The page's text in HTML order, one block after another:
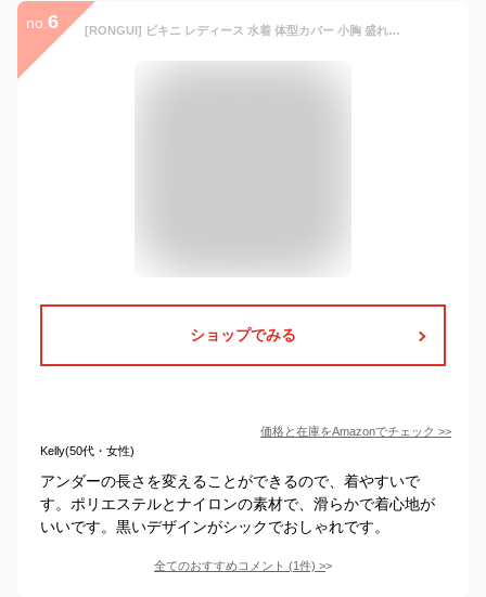
no. 6 [RONGUI] ビキニ レディース 水着 体型カバー 小胸 盛れる アンダー調整可 ホルターネック 胸パッド 見せブラ (JP, アルファベット, L, ブラック)
ショップでみる
価格と在庫をAmazonでチェック >>
Kelly(50代・女性)
アンダーの長さを変えることができるので、着やすいで
す。ポリエステルとナイロンの素材で、滑らかで着心地が
いいです。黒いデザインがシックでおしゃれです。
全てのおすすめコメント (1件) >